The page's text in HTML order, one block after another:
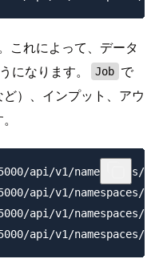
これによって、データ
になります。
Job で
）、インプット、アウ
api/v1/
api/v1/
api/v1/